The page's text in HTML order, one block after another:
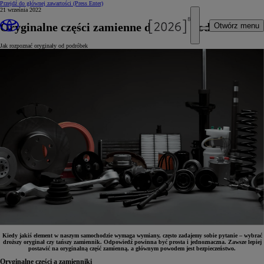
Przejdź do głównej zawartości (Press Enter)
Otwórz menu
21 września 2022
Oryginalne części zamienne do samochodu
Jak rozpoznać oryginały od podróbek
Kiedy jakiś element w naszym samochodzie wymaga wymiany, często zadajemy sobie pytanie – wybrać
droższy oryginał czy tańszy zamiennik. Odpowiedź powinna być prosta i jednoznaczna. Zawsze lepiej
postawić na oryginalną część zamienną, a głównym powodem jest bezpieczeństwo.
Oryginalne części a zamienniki